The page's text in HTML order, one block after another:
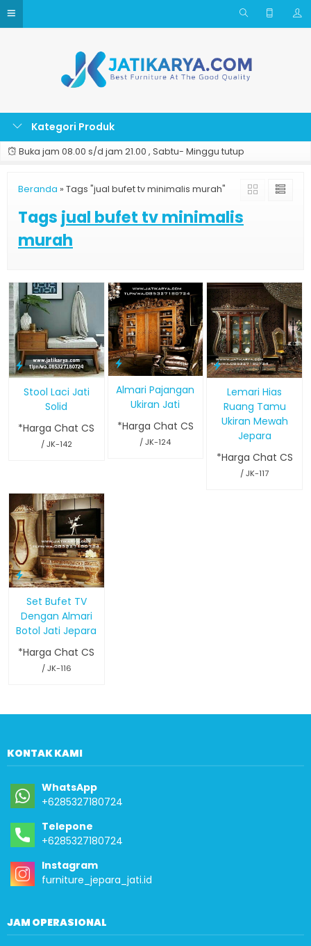
Kategori Produk
Buka jam 08.00 s/d jam 21.00 , Sabtu- Minggu tutup
Beranda » Tags "jual bufet tv minimalis murah"
Tags jual bufet tv minimalis
murah
Stool Laci Jati
Solid
*Harga Chat CS
/ JK-142
Almari Pajangan
Ukiran Jati
*Harga Chat CS
/ JK-124
Lemari Hias
Ruang Tamu
Ukiran Mewah
Jepara
*Harga Chat CS
/ JK-117
Set Bufet TV
Dengan Almari
Botol Jati Jepara
*Harga Chat CS
/ JK-116
KONTAK KAMI
WhatsApp
+6285327180724
Telepone
+6285327180724
Instagram
furniture_jepara_jati.id
JAM OPERASIONAL